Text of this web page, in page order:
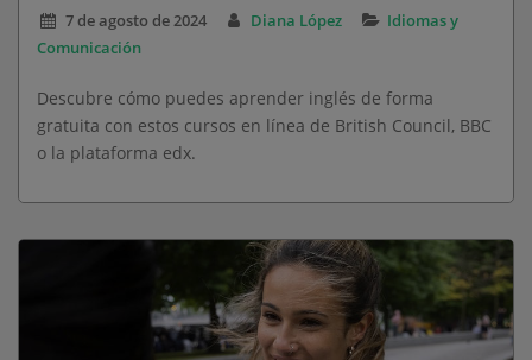
7 de agosto de 2024 Diana López
Idiomas y
Comunicación
Descubre cómo puedes aprender inglés de forma
gratuita con estos cursos en línea de British Council, BBC
o la plataforma edx.